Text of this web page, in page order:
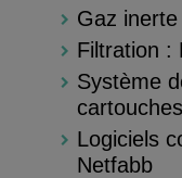
Gaz
Filtration :
Système
cartouches
Logiciels
Netfabb